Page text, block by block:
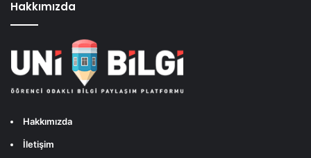
Hakkımızda
Hakkımızda
İletişim